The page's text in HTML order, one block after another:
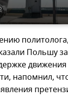
Польшу
движения
напомнил,